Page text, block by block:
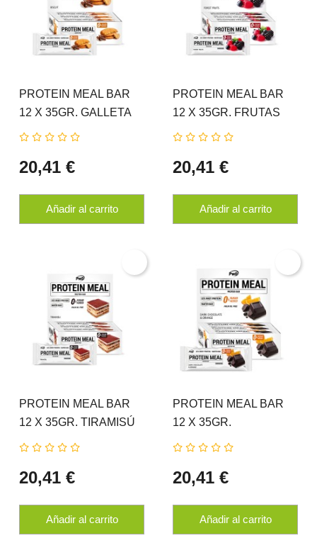
PROTEIN MEAL BAR
12 X 35GR. GALLETA
MARÍA PWD
20,41 €
Añadir al carrito
PROTEIN MEAL BAR
12 X 35GR. FRUTAS
DEL BOSQUE PWD
20,41 €
Añadir al carrito
PROTEIN MEAL BAR
12 X 35GR. TIRAMISÚ
PWD NUTRITION
20,41 €
Añadir al carrito
PROTEIN MEAL BAR
12 X 35GR.
CHOCOLATE NEGRO
NUTRITION
20,41 €
Añadir al carrito